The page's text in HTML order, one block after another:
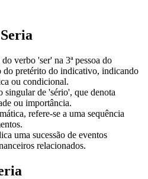
Seria
verbo 'ser' na 3ª pessoa do
do pretérito do indicativo, indicando
ou condicional.
de 'sério', que denota
ou importância.
refere-se a uma sequência
uma sucessão de eventos
relacionados.